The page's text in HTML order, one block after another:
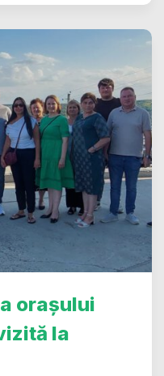
orașului
la